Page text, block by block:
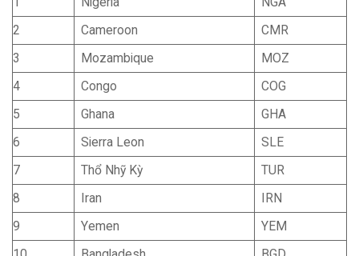
2
Cameroon
CMR
3
Mozambique
MOZ
4
Congo
COG
5
Ghana
GHA
6
Sierra Leon
SLE
7
Thổ Nhỹ Kỳ
TUR
8
Iran
IRN
9
Yemen
YEM